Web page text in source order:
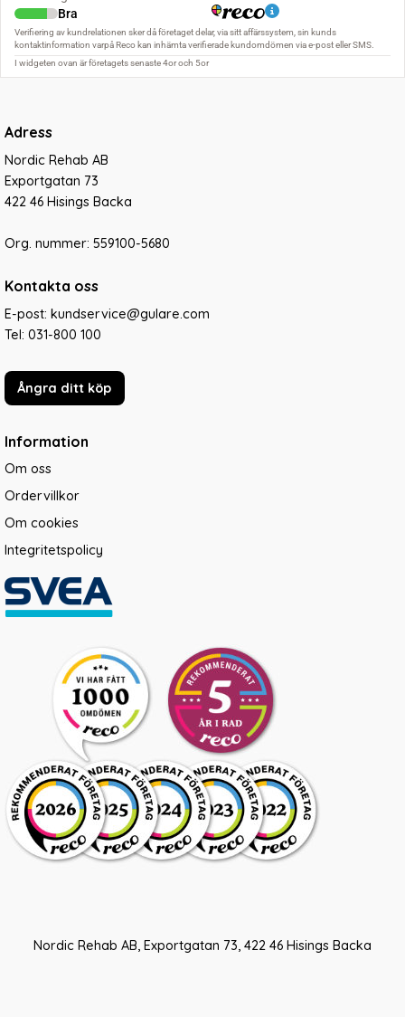
Adress
Nordic Rehab AB
Exportgatan 73
422 46 Hisings Backa
Org. nummer: 559100-5680
Kontakta oss
E-post: kundservice@gulare.com
Tel: 031-800 100
Ångra ditt köp
Information
Om oss
Ordervillkor
Om cookies
Integritetspolicy
Nordic Rehab AB, Exportgatan 73, 422 46 Hisings Backa